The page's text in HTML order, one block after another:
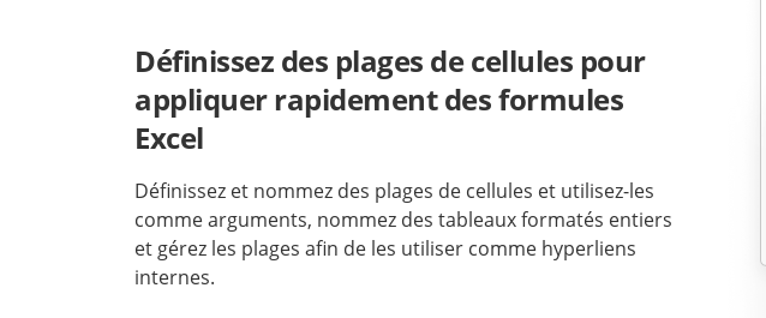
Définissez des plages de cellules pour
appliquer rapidement des formules
Excel
Définissez et nommez des plages de cellules et utilisez-les
comme arguments, nommez des tableaux formatés entiers
et gérez les plages afin de les utiliser comme hyperliens
internes.